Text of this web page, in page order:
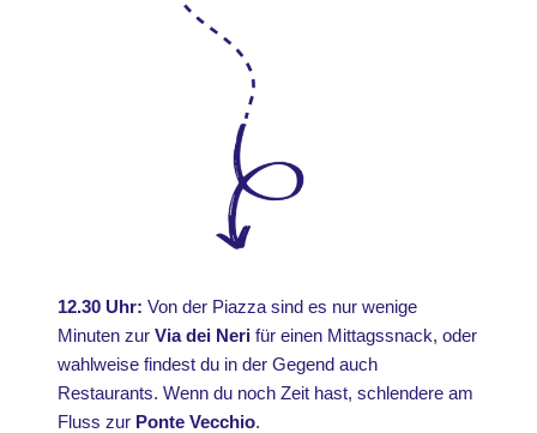
12.30 Uhr: Von der Piazza sind es nur wenige
Minuten zurVia dei Neri für einen Mittagssnack, oder
wahlweise findest du in der Gegend auch
Restaurants. Wenn du noch Zeit hast, schlendere am
Fluss zur Ponte Vecchio.